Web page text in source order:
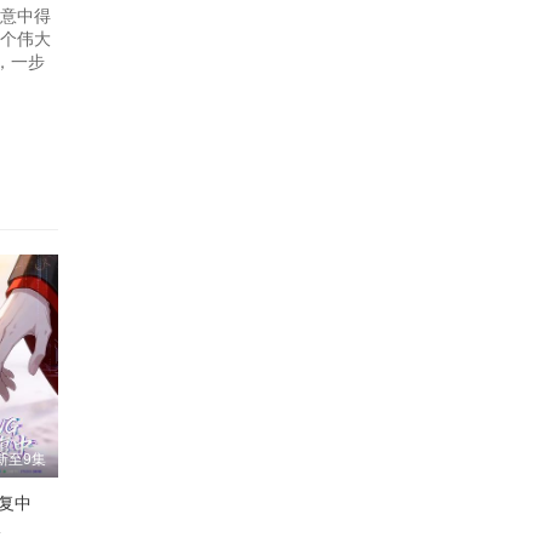
中得
伟大
一步
至9集
中